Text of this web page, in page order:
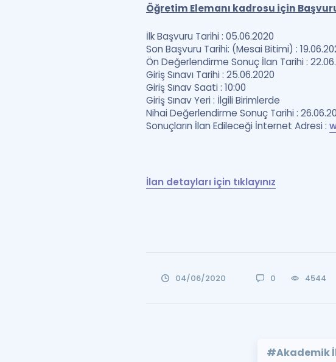
Öğretim Elemanı kadrosu için
İlk Başvuru Tarihi : 05.06.2020
Son Başvuru Tarihi: (Mesai Bitimi) :
Ön Değerlendirme Sonuç İlan Tarihi :
Giriş Sınavı Tarihi : 25.06.2020
Giriş Sınav Saati : 10:00
Giriş Sınav Yeri : İlgili Birimlerde
Nihai Değerlendirme Sonuç Tarihi :
Sonuçların İlan Edileceği İnternet Adresi :
İlan detayları için tıklayınız
04/06/2020 0 4544
#Akademik